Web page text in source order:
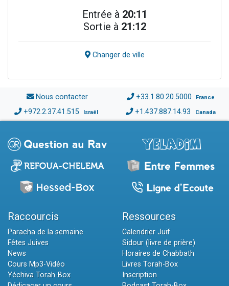
Entrée à 20:11
Sortie à 21:12
Changer de ville
Nous contacter +33.1.80.20.5000 France
+972.2.37.41.515 Israël +1.437.887.14.93 Canada
Raccourcis
Paracha de la semaine
Fêtes Juives
News
Cours Mp3-Vidéo
Yéchiva Torah-Box
Ressources
Calendrier Juif
Sidour (livre de prière)
Horaires de Chabbath
Livres Torah-Box
Inscription